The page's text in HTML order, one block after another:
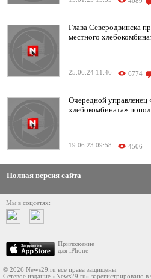
Глава Северодвинска
местного
25.06.24 11:46 6774
Очередной управленец
хлебокомбината»
19.06.23 09:58 4506
Полная версия сайта
Мы в соцсетях:
Приложение
для iPhone
© 2026 News29.ru все права защищены
Сетевое издание «News29.ru» зарегистрировано